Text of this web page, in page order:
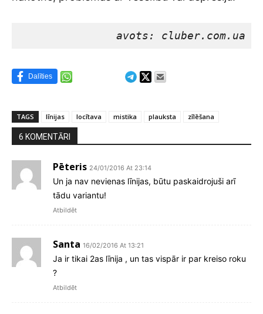
avots: cluber.com.ua
Dalīties
TAGS līnijas locītava mistika plauksta zīlēšana
6 KOMENTĀRI
Pēteris 24/01/2016 At 23:14
Un ja nav nevienas līnijas, būtu paskaidrojuši arī
tādu variantu!
Atbildēt
Santa 16/02/2016 At 13:21
Ja ir tikai 2as līnija , un tas vispār ir par kreiso roku
?
Atbildēt